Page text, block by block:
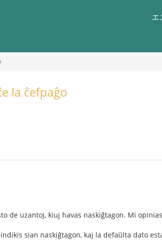
エ
la ĉefpaĝo
de uzantoj, kiuj havas naskiĝtagon. Mi
sian naskiĝtagon, kaj la defaŭlta dato